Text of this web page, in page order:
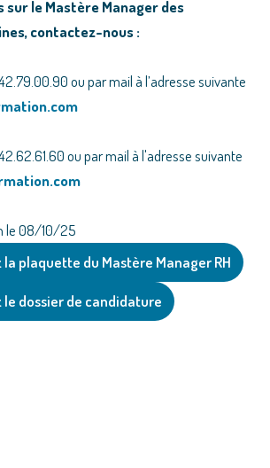
sur le Mastère Manager des
contactez-nous :
ou par mail à l’adresse suivante
ou par mail à l'adresse suivante
le 08/10/25
plaquette du Mastère Manager RH
le dossier de candidature